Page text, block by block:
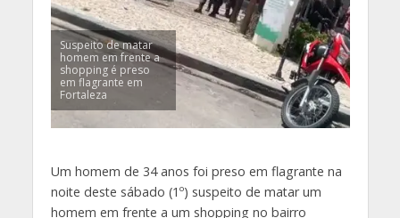
Suspeito de matar
homem em frente a
shopping é preso
em flagrante em
Fortaleza
Um homem de 34 anos foi preso em flagrante na
noite deste sábado (1º) suspeito de matar um
homem em frente a um shopping no bairro